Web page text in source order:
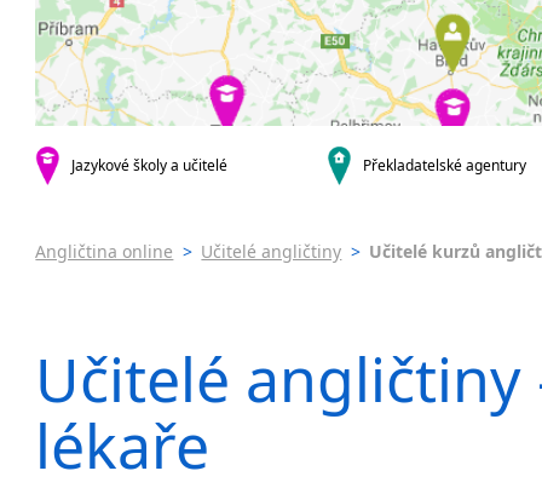
Praha 5
Praha 6
Praha 10
krajská města
Brno
Liberec
České Budějovice
Pardubice
Jihlava
Online
Skype
kurzy s
Jazykové školy a učitelé Překladatelské agentury
Angličtina online > Učitelé angličtiny > Učitelé kurzů
Učitelé
lékaře